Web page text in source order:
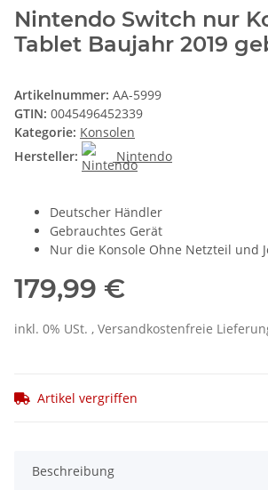
Nintendo Switch nur
Tablet Baujahr 2019
Artikelnummer: AA-5999
GTIN: 0045496452339
Kategorie: Konsolen
Hersteller:
Nintendo
Deutscher Händler
Gebrauchtes Gerät
Nur die Konsole Ohne Netzteil und
179,99 €
inkl. 0% USt. , Versandkostenfreie
Artikel vergriffen
Beschreibung